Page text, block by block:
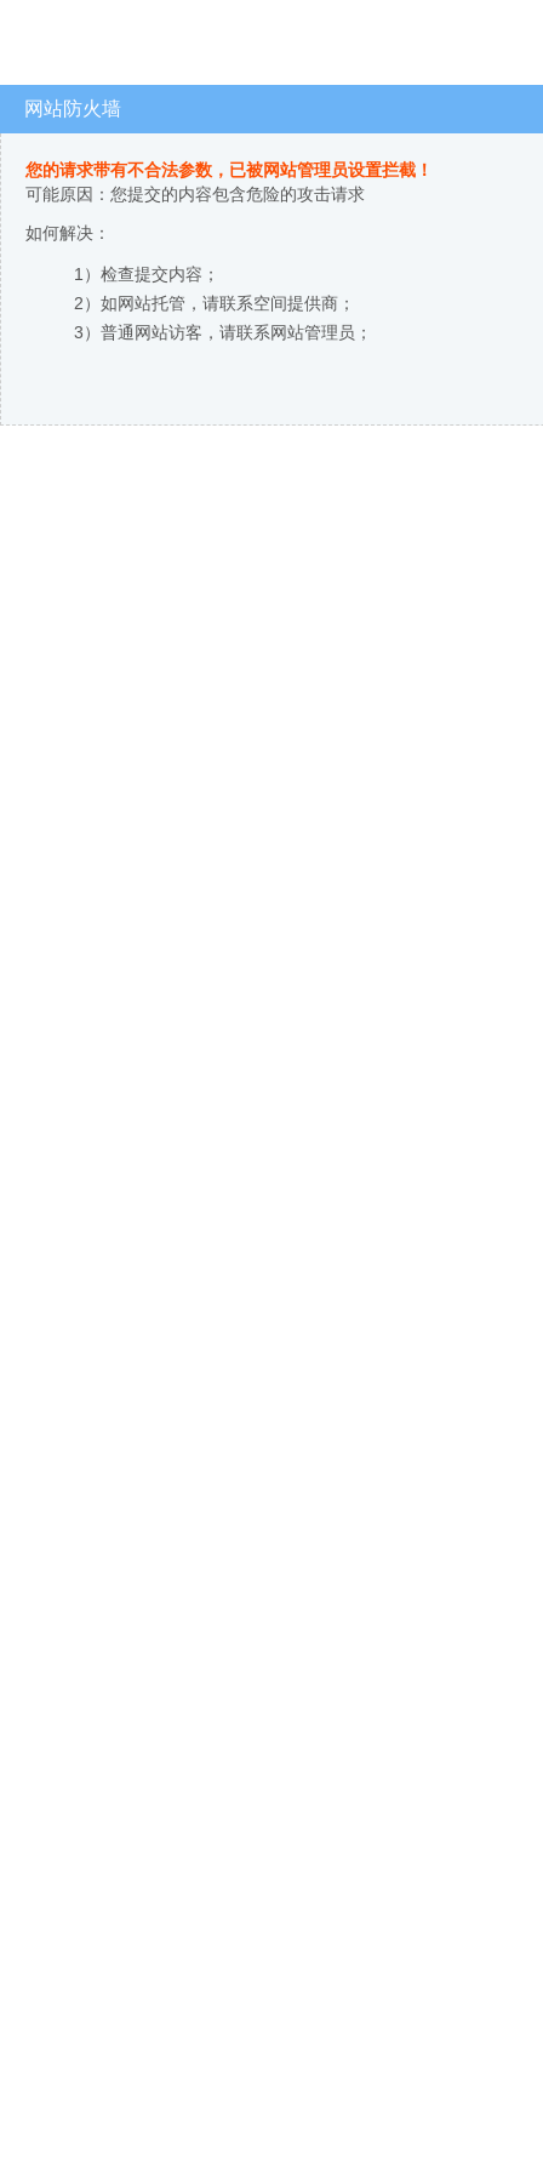
网站防火墙
您的请求带有不合法参数，已被网站管理员设置拦截！
可能原因：您提交的内容包含危险的攻击请求
如何解决：
1）检查提交内容；
2）如网站托管，请联系空间提供商；
3）普通网站访客，请联系网站管理员；